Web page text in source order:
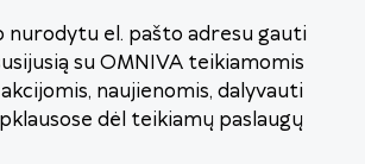
nurodytu el. pašto adresu gauti
su OMNIVA teikiamomis
naujienomis, dalyvauti
dėl teikiamų paslaugų